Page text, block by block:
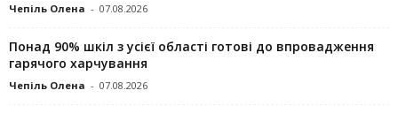
Чепіль Олена - 07.08.2026
Понад 90% шкіл з усієї області готові до впровадження
гарячого харчування
Чепіль Олена - 07.08.2026